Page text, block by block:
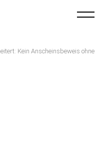
Kein Anscheinsbeweis ohne